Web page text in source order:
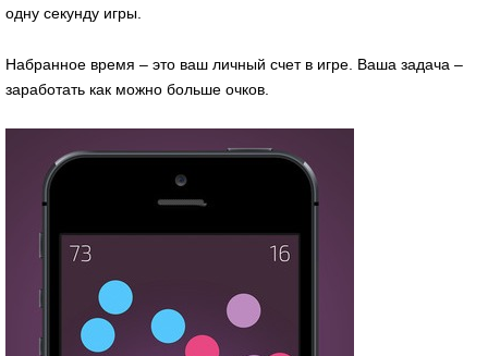
одну секунду игры.
Набранное время – это ваш личный счет в игре. Ваша задача –
заработать как можно больше очков.